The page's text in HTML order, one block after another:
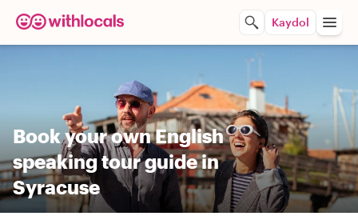
Kaydol
Book your own English
speaking tour guide in
Syracuse